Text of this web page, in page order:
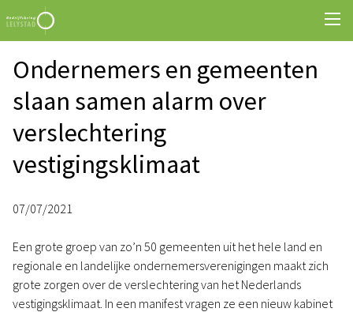
Ondernemers en gemeenten
slaan samen alarm over
verslechtering
vestigingsklimaat
07/07/2021
Een grote groep van zo’n 50 gemeenten uit het hele land en
regionale en landelijke ondernemersverenigingen maakt zich
grote zorgen over de verslechtering van het Nederlands
vestigingsklimaat. In een manifest vragen ze een nieuw kabinet